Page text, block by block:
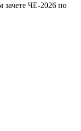
зачете ЧЕ-2026 по